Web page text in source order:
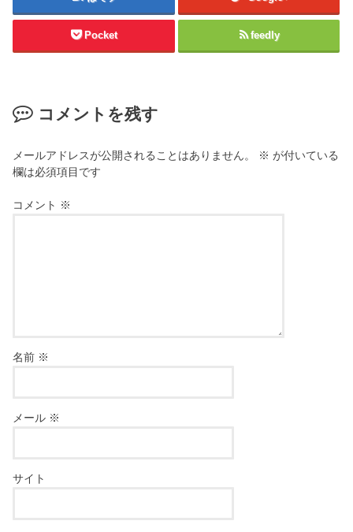
Pocket feedly
コメントを残す
メールアドレスが公開されることはありません。 ※ が付いている
欄は必須項目です
コメント ※
名前 ※
メール ※
サイト